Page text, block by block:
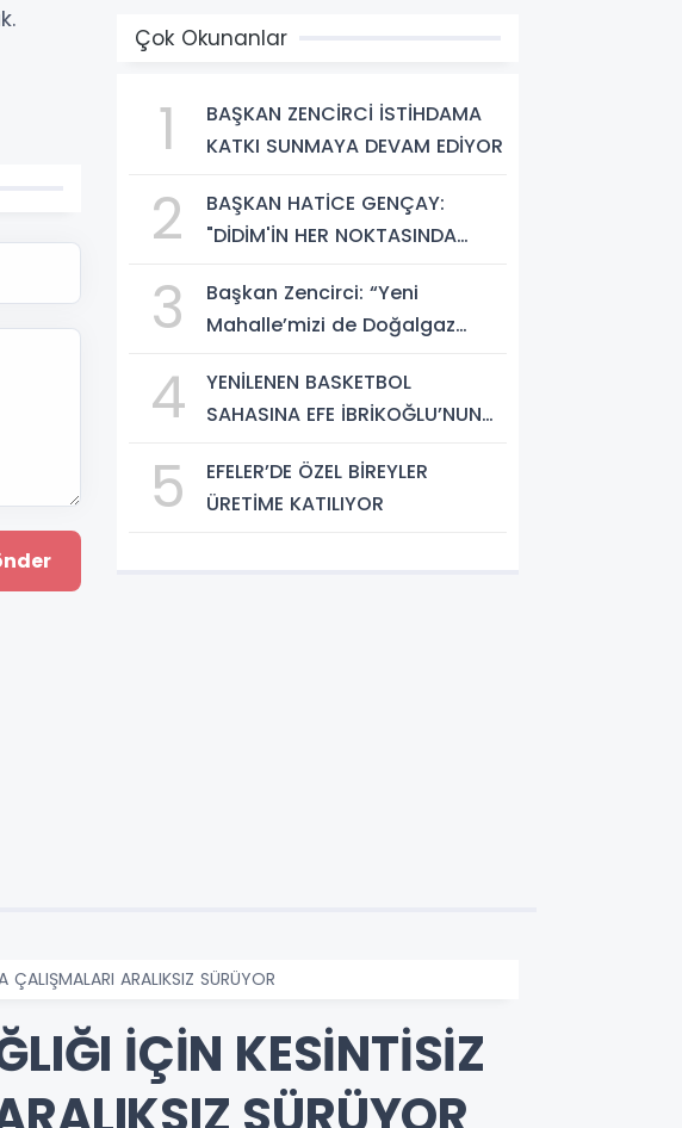
Çok Okunanlar
1
BAŞKAN ZENCİRCİ İSTİHDAMA
KATKI SUNMAYA DEVAM EDİYOR
2
BAŞKAN HATİCE GENÇAY:
"DİDİM'İN HER NOKTASINDA
3
Başkan Zencirci: “Yeni
Mahalle’mizi de Doğalgaz
4
YENİLENEN BASKETBOL
SAHASINA EFE İBRİKOĞLU’NUN
5
EFELER’DE ÖZEL BİREYLER
ÜRETİME KATILIYOR
ÇALIŞMALARI ARALIKSIZ SÜRÜYOR
İÇİN KESİNTİSİZ